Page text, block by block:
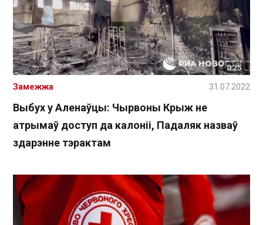
Выбух у Аленаўцы: Чырвоны Крыж не
атрымаў доступ да калоніі, Падаляк назваў
здарэнне тэрактам
Замежжа 31.07.2022